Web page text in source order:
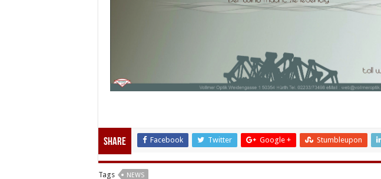
Share Facebook Twitter Google + Stumbleupon
Tags NEWS